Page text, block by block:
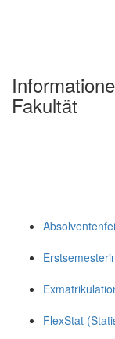
Fakultät
FlexStat